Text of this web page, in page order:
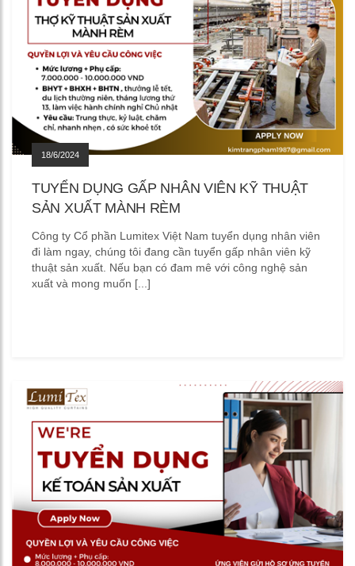
18/6/2024
TUYỂN DỤNG GẤP NHÂN VIÊN KỸ THUẬT
SẢN XUẤT MÀNH RÈM
Công ty Cổ phần Lumitex Việt Nam tuyển dụng nhân viên
đi làm ngay, chúng tôi đang cần tuyển gấp nhân viên kỹ
thuật sản xuất. Nếu bạn có đam mê với công nghệ sản
xuất và mong muốn [...]